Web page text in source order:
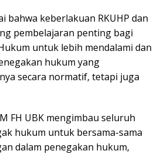
bahwa keberlakuan RKUHP dan
pembelajaran penting bagi
untuk lebih mendalami dan
hukum yang
secara normatif, tetapi juga
FH UBK mengimbau seluruh
hukum untuk bersama-sama
dalam penegakan hukum,